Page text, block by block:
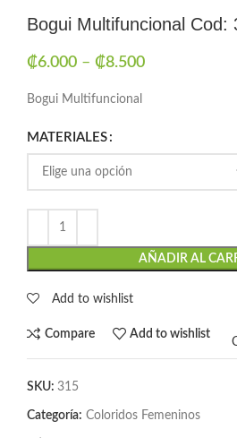
Bogui Multifuncional Cod:
₡6.000 – ₡8.500
Bogui Multifuncional
MATERIALES
AÑADIR AL
Add to wishlist
Compare Add to wishlist
SKU: 315
Categoría: Coloridos Femeninos